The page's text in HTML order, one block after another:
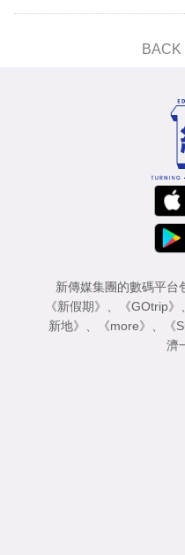
BACK
新傳媒集團的數碼平台
《新假期》
《GOtrip》
新地》
《more》 《
濟